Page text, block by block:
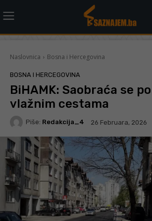
Naslovnica Bosna i Hercegovina
BOSNA I HERCEGOVINA
BiHAMK: Saobraća se
vlažnim cestama
Piše: Redakcija_4 26 Februara, 2026